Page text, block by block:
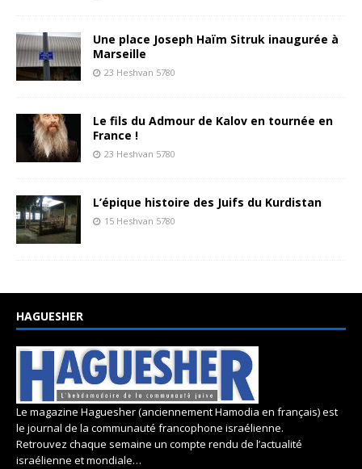
Une place Joseph Haïm Sitruk inaugurée à
Marseille
23 Heshvan 5780
Le fils du Admour de Kalov en tournée en
France !
23 Heshvan 5780
L’épique histoire des Juifs du Kurdistan
15 Heshvan 5780
HAGUESHER
Le magazine Haguesher (anciennement Hamodia en français) est
le journal de la communauté francophone israélienne.
Retrouvez chaque semaine un compte rendu de l’actualité
israélienne et mondiale…